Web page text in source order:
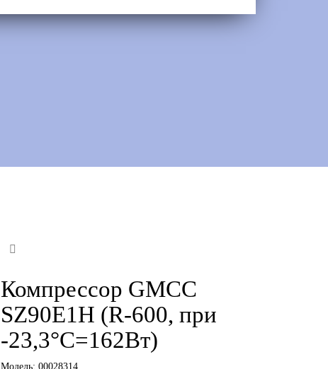
Компрессор GMCC
SZ90E1H (R-600, при
-23,3°C=162Вт)
Модель: 00028314